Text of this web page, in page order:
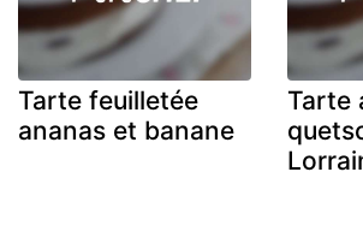
Tarte feuilletée
ananas et banane
Tarte